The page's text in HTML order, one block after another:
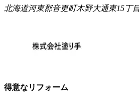
北海道河東郡音更町木野大通東15丁
得意なリフォーム